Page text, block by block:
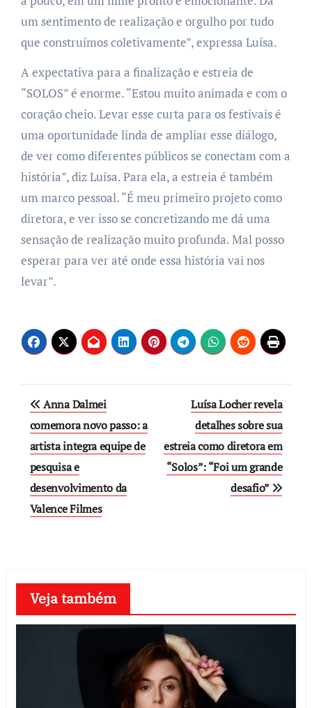
um sentimento de realização e orgulho por tudo
que construímos coletivamente”, expressa Luísa.
A expectativa para a finalização e estreia de
“SOLOS” é enorme. “Estou muito animada e com o
coração cheio. Levar esse curta para os festivais é
uma oportunidade linda de ampliar esse diálogo,
de ver como diferentes públicos se conectam com a
história”, diz Luísa. Para ela, a estreia é também
um marco pessoal. “É meu primeiro projeto como
diretora, e ver isso se concretizando me dá uma
sensação de realização muito profunda. Mal posso
esperar para ver até onde essa história vai nos
levar”.
Post
navigation
Anna Dalmei
comemora novo passo: a
artista integra equipe de
pesquisa e
desenvolvimento da
Valence Filmes
Luísa Locher revela
detalhes sobre sua
estreia como diretora em
“Solos”: “Foi um grande
desafio”
Veja também